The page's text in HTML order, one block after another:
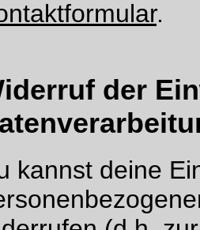
der
kannst deine